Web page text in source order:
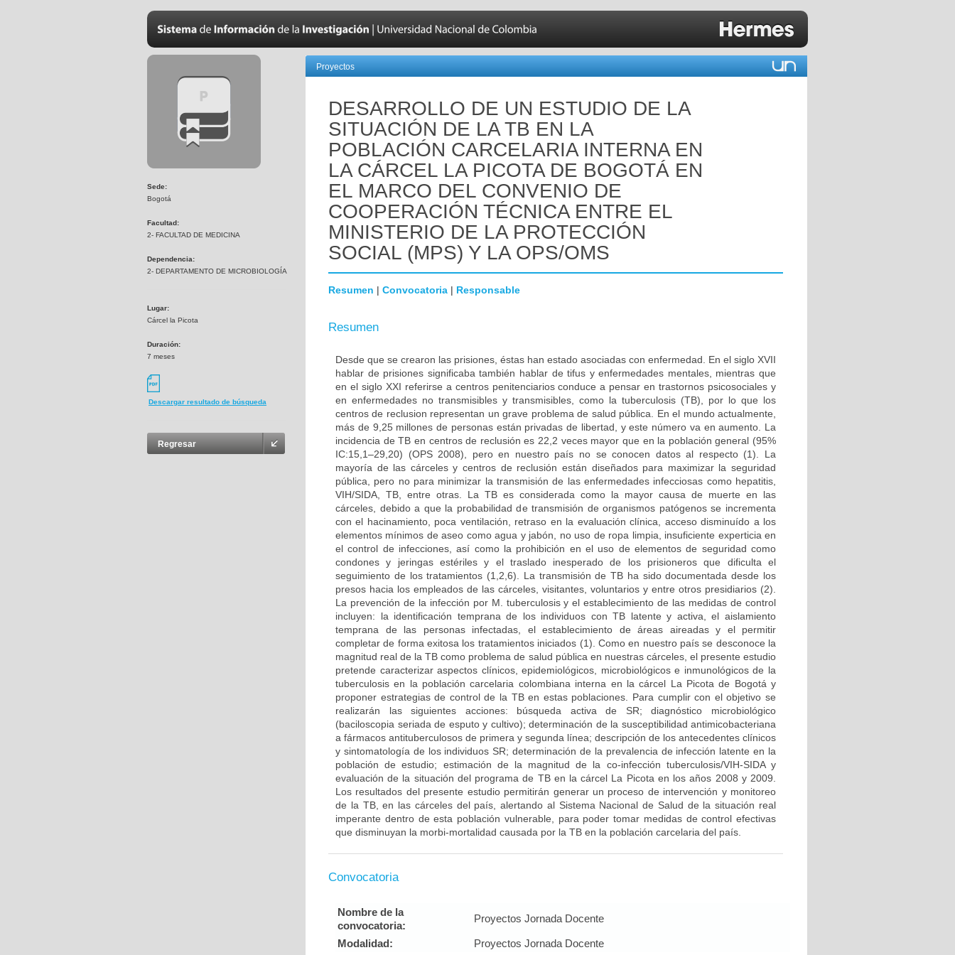
Sede:
Bogotá
Facultad:
2- FACULTAD DE MEDICINA
Dependencia:
2- DEPARTAMENTO DE MICROBIOLOGÍA
Lugar:
Cárcel la Picota
Duración:
7 meses
Descargar resultado de búsqueda
Regresar
Proyectos
DESARROLLO DE UN ESTUDIO DE LA
SITUACIÓN DE LA TB EN LA
POBLACIÓN CARCELARIA INTERNA EN
LA CÁRCEL LA PICOTA DE BOGOTÁ EN
EL MARCO DEL CONVENIO DE
COOPERACIÓN TÉCNICA ENTRE EL
MINISTERIO DE LA PROTECCIÓN
SOCIAL (MPS) Y LA OPS/OMS
Resumen | Convocatoria | Responsable
Resumen
Desde que se crearon las prisiones, éstas han estado asociadas con enfermedad. En el siglo XVII
hablar de prisiones significaba también hablar de tifus y enfermedades mentales, mientras que
en el siglo XXI referirse a centros penitenciarios conduce a pensar en trastornos psicosociales y
en enfermedades no transmisibles y transmisibles, como la tuberculosis (TB), por lo que los
centros de reclusion representan un grave problema de salud pública. En el mundo actualmente,
más de 9,25 millones de personas están privadas de libertad, y este número va en aumento. La
incidencia de TB en centros de reclusión es 22,2 veces mayor que en la población general (95%
IC:15,1–29,20) (OPS 2008), pero en nuestro país no se conocen datos al respecto (1). La
mayoría de las cárceles y centros de reclusión están diseñados para maximizar la seguridad
pública, pero no para minimizar la transmisión de las enfermedades infecciosas como hepatitis,
VIH/SIDA, TB, entre otras. La TB es considerada como la mayor causa de muerte en las
cárceles, debido a que la probabilidad de transmisión de organismos patógenos se incrementa
con el hacinamiento, poca ventilación, retraso en la evaluación clínica, acceso disminuído a los
elementos mínimos de aseo como agua y jabón, no uso de ropa limpia, insuficiente experticia en
el control de infecciones, así como la prohibición en el uso de elementos de seguridad como
condones y jeringas estériles y el traslado inesperado de los prisioneros que dificulta el
seguimiento de los tratamientos (1,2,6). La transmisión de TB ha sido documentada desde los
presos hacia los empleados de las cárceles, visitantes, voluntarios y entre otros presidiarios (2).
La prevención de la infección por M. tuberculosis y el establecimiento de las medidas de control
incluyen: la identificación temprana de los individuos con TB latente y activa, el aislamiento
temprana de las personas infectadas, el establecimiento de áreas aireadas y el permitir
completar de forma exitosa los tratamientos iniciados (1). Como en nuestro país se desconoce la
magnitud real de la TB como problema de salud pública en nuestras cárceles, el presente estudio
pretende caracterizar aspectos clínicos, epidemiológicos, microbiológicos e inmunológicos de la
tuberculosis en la población carcelaria colombiana interna en la cárcel La Picota de Bogotá y
proponer estrategias de control de la TB en estas poblaciones. Para cumplir con el objetivo se
realizarán las siguientes acciones: búsqueda activa de SR; diagnóstico microbiológico
(baciloscopia seriada de esputo y cultivo); determinación de la susceptibilidad antimicobacteriana
a fármacos antituberculosos de primera y segunda línea; descripción de los antecedentes clínicos
y sintomatología de los individuos SR; determinación de la prevalencia de infección latente en la
población de estudio; estimación de la magnitud de la co-infección tuberculosis/VIH-SIDA y
evaluación de la situación del programa de TB en la cárcel La Picota en los años 2008 y 2009.
Los resultados del presente estudio permitirán generar un proceso de intervención y monitoreo
de la TB, en las cárceles del país, alertando al Sistema Nacional de Salud de la situación real
imperante dentro de esta población vulnerable, para poder tomar medidas de control efectivas
que disminuyan la morbi-mortalidad causada por la TB en la población carcelaria del país.
Convocatoria
Nombre de la
convocatoria:
Proyectos Jornada Docente
Modalidad: Proyectos Jornada Docente